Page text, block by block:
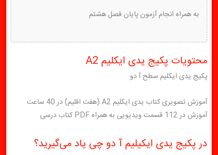
به همراه انجام آزمون پایان فصل هشتم
محتویات پکیج یدی ایکلیم A2
پکیج یدی ایکلیم سطح آ دو
آموزش تصویری کتاب یدی ایکلیم A2 (هفت اقلیم) در 40 ساعت
آموزش در 112 قسمت ویدیویی به همراه PDF کتاب درسی
در پکیج یدی ایکیلیم آ دو چی یاد می‌گیرید؟